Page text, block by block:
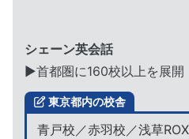
シェーン英会話
▶︎首都圏に160校以上を展開
東京都内の校舎
青戸校／赤羽校／浅草